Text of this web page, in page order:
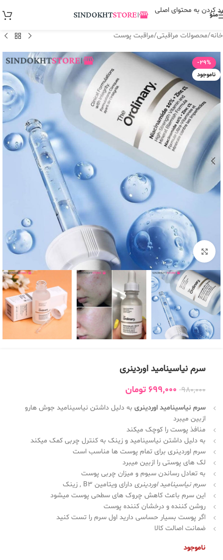
رد کردن به محتوای اصلی
منو
خانه/محصولات مراقبتی/مراقبت پوست
-29%
ناموجود
بزرگنمایی تصویر
سرم نیاسینامید اوردینری
980,000
699,000 تومان
سرم نیاسینامید اوردینری به دلیل داشتن نیاسینامید جوش هارو
ازبین میبرد
منافذ پوست را کوچک میکند
به دلیل داشتن نیاسینامید و زینک به کنترل چربی کمک میکند
سرم اوردینری برای تمام پوست ها مناسب است
لک های پوستی را ازبین میبرد
به تعادل رساندن سبوم و میزان چربی پوست
سرم نیاسینامید اوردینری دارای ویتامین B3 , زینک
این سرم باعث کاهش چروک های سطحی پوست میشود
روشن کننده و درخشان کننده پوست
اگر پوست بسیار حساسی دارید اول سرم را تست کنید
ضمانت اصالت کالا
ناموجود